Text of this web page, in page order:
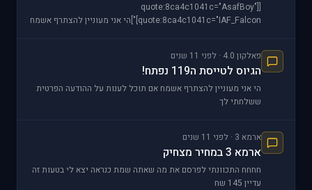
[quote:8ca4c1041c="AsafBoy"]
[quote:8ca4c1041c="IAF_Falcon"]הי אני מעוניין להצתרף אשמח
פאלקון 4.0 · לפני 11 שנים
הגיוס לטייסת ה119 נפתח!
הי אני מעוניין להצתרף אשמח אם תוכל לענות על ההודעה הפרטית
ששלחתי לך
ארמא 3 · לפני 11 שנים
ארמא 3 במחיר מצחיק
חחחח התכוונתי לפרסם את מה שאתה שמת כנראה יצא לי בטעות זה
עדיין 145 שח